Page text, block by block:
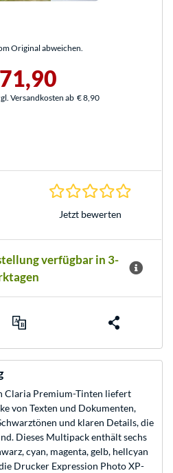
Original abweichen.
Versandkosten ab € 8,90
Jetzt bewerten
verfügbar in 3-
Claria Premium-Tinten liefert
von Texten und Dokumenten,
und klaren Details, die
Dieses Multipack enthält sechs
cyan, magenta, gelb, hellcyan
Drucker Expression Photo XP-